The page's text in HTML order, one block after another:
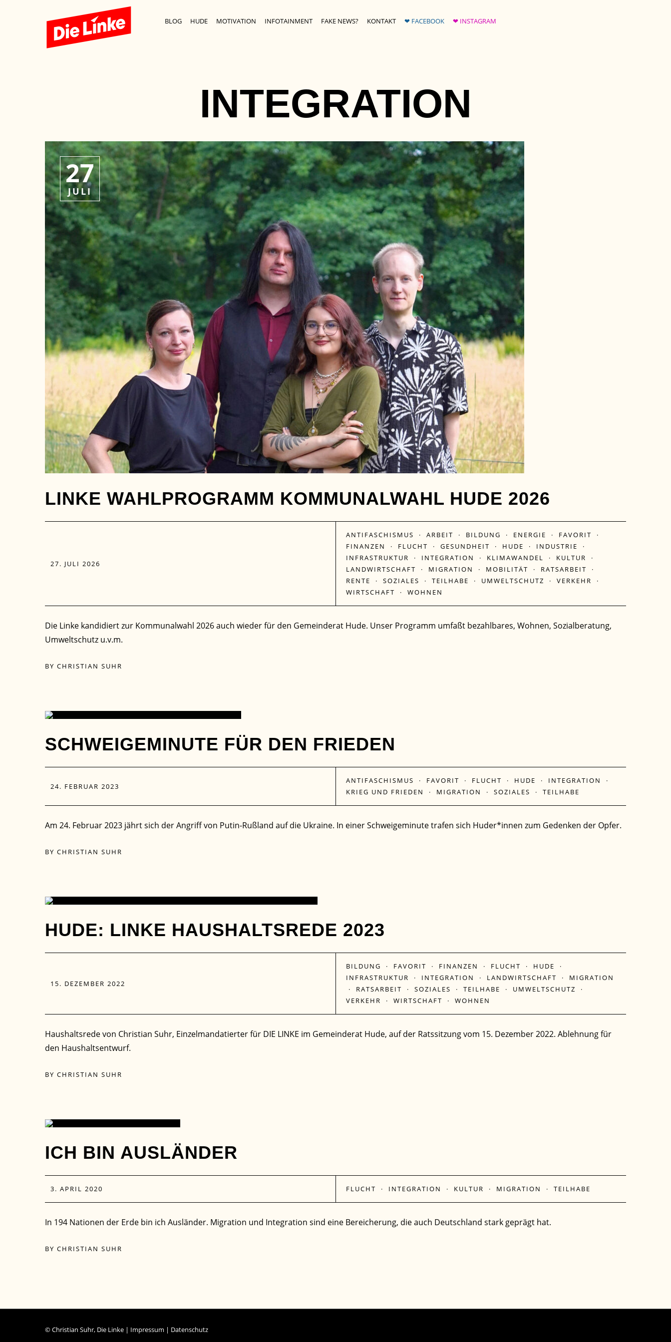
BLOG HUDE MOTIVATION INFOTAINMENT FAKE NEWS? KONTAKT ❤ FACEBOOK ❤ INSTAGRAM
INTEGRATION
27
JULI
LINKE WAHLPROGRAMM KOMMUNALWAHL HUDE 2026
27. JULI 2026
ANTIFASCHISMUS · ARBEIT · BILDUNG · ENERGIE · FAVORIT ·
FINANZEN
· FLUCHT · GESUNDHEIT · HUDE · INDUSTRIE ·
INFRASTRUKTUR · INTEGRATION · KLIMAWANDEL · KULTUR ·
LANDWIRTSCHAFT · MIGRATION · MOBILITÄT · RATSARBEIT ·
RENTE · SOZIALES · TEILHABE · UMWELTSCHUTZ · VERKEHR ·
WIRTSCHAFT · WOHNEN
Die Linke kandidiert zur Kommunalwahl 2026 auch wieder für den Gemeinderat Hude. Unser Programm umfaßt bezahlbares, Wohnen, Sozialberatung,
Umweltschutz u.v.m.
BY CHRISTIAN SUHR
24
SCHWEIGEMINUTE FÜR DEN FRIEDEN
24. FEBRUAR 2023
ANTIFASCHISMUS · FAVORIT · FLUCHT · HUDE · INTEGRATION
·
KRIEG UND FRIEDEN
· MIGRATION · SOZIALES · TEILHABE
Am 24. Februar 2023 jährt sich der Angriff von Putin-Rußland auf die Ukraine. In einer Schweigeminute trafen sich Huder*innen zum Gedenken der Opfer.
BY CHRISTIAN SUHR
15
HUDE: LINKE HAUSHALTSREDE 2023
15. DEZEMBER 2022
BILDUNG · FAVORIT · FINANZEN · FLUCHT · HUDE ·
INFRASTRUKTUR · INTEGRATION · LANDWIRTSCHAFT · MIGRATION
· RATSARBEIT · SOZIALES · TEILHABE · UMWELTSCHUTZ ·
VERKEHR · WIRTSCHAFT · WOHNEN
Haushaltsrede von Christian Suhr, Einzelmandatierter für DIE LINKE im Gemeinderat Hude, auf der Ratssitzung vom 15. Dezember 2022. Ablehnung für
den Haushaltsentwurf.
BY CHRISTIAN SUHR
03
ICH BIN AUSLÄNDER
3. APRIL 2020 FLUCHT · INTEGRATION · KULTUR · MIGRATION · TEILHABE
In 194 Nationen der Erde bin ich Ausländer. Migration und Integration sind eine Bereicherung, die auch Deutschland stark geprägt hat.
BY CHRISTIAN SUHR
© Christian Suhr, Die Linke | Impressum | Datenschutz